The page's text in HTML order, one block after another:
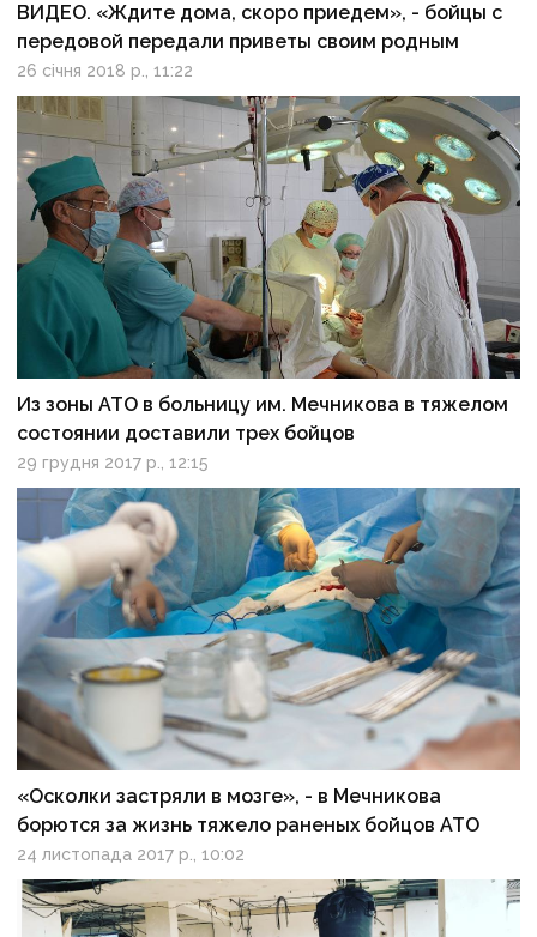
ВИДЕО. «Ждите дома, скоро приедем», - бойцы с
передовой передали приветы своим родным
26 січня 2018 р., 11:22
Из зоны АТО в больницу им. Мечникова в тяжелом
состоянии доставили трех бойцов
29 грудня 2017 р., 12:15
«Осколки застряли в мозге», - в Мечникова
борются за жизнь тяжело раненых бойцов АТО
24 листопада 2017 р., 10:02